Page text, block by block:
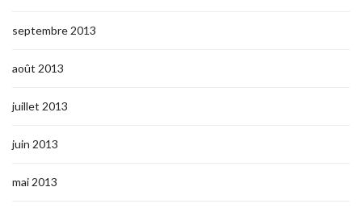
septembre 2013
août 2013
juillet 2013
juin 2013
mai 2013